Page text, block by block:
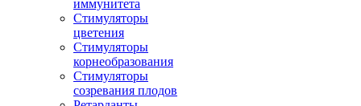
иммунитета
Стимуляторы
цветения
Стимуляторы
корнеобразования
Стимуляторы
созревания плодов